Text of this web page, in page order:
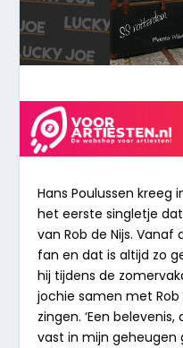
Hans Poulussen kreeg
het eerste singletje
van Rob de Nijs.
fan en dat is altijd zo
hij tijdens de
jochie samen met Rob
zingen. ‘Een
vast in mijn geheugen